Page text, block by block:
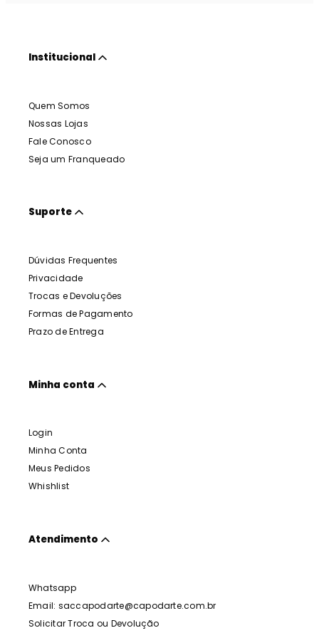
Institucional
Quem Somos
Nossas Lojas
Fale Conosco
Seja um Franqueado
Suporte
Dúvidas Frequentes
Privacidade
Trocas e Devoluções
Formas de Pagamento
Prazo de Entrega
Minha conta
Login
Minha Conta
Meus Pedidos
Whishlist
Atendimento
Whatsapp
Email: saccapodarte@capodarte.com.br
Solicitar Troca ou Devolução